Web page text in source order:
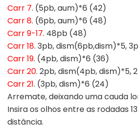
Carr 7. (5pb, aum)*6 (42)
Carr 8. (6pb, aum)*6 (48)
Carr 9-17. 48pb (48)
Carr 18. 3pb, dism(6pb,dism)*5,
Carr 19. (4pb, dism)*6 (36)
Carr 20. 2pb, dism(4pb, dism)*5,
Carr 21. (3pb, dism)*6 (24)
Arremate, deixando uma cauda
Insira os olhos entre as rodadas
distância.